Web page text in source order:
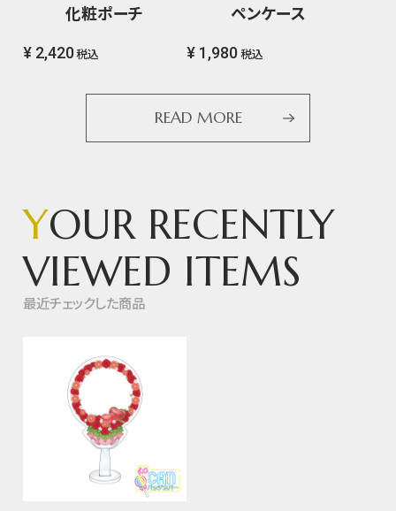
化粧ポーチ
¥ 2,420 税込
ペンケース
¥ 1,980 税込
READ MORE
YOUR RECENTLY
VIEWED ITEMS
最近チェックした商品